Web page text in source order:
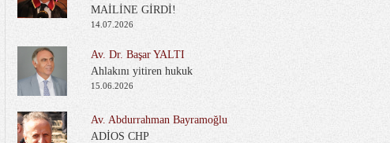
MAİLİNE GİRDİ!
14.07.2026
Av. Dr. Başar YALTI
Ahlakını yitiren hukuk
15.06.2026
Av. Abdurrahman Bayramoğlu
ADİOS CHP